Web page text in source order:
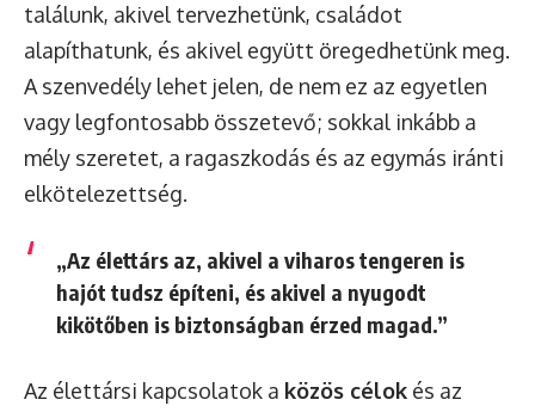
találunk, akivel tervezhetünk, családot
alapíthatunk, és akivel együtt öregedhetünk meg.
A szenvedély lehet jelen, de nem ez az egyetlen
vagy legfontosabb összetevő; sokkal inkább a
mély szeretet, a ragaszkodás és az egymás iránti
elkötelezettség.
„Az élettárs az, akivel a viharos tengeren is
hajót tudsz építeni, és akivel a nyugodt
kikötőben is biztonságban érzed magad.”
Az élettársi kapcsolatok a közös célok és az